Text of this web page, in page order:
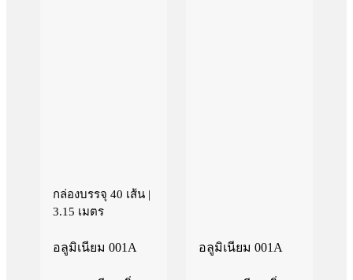
กล่องบรรจุ 40 เส้น |
3.15 เมตร
อลูมิเนียม 001A อลูมิเนียม 001A